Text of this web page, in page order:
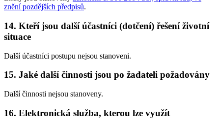
znění pozdějších předpisů.
14. Kteří jsou další účastníci (dotčení) řešení životní
situace
Další účastníci postupu nejsou stanoveni.
15. Jaké další činnosti jsou po žadateli požadovány
Další činnosti nejsou stanoveny.
16. Elektronická služba, kterou lze využít